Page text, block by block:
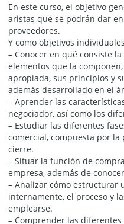
En este curso, el objetivo
aristas que se podrán dar
proveedores.
Y como objetivos
– Conocer en qué consiste
elementos que la
apropiada, sus principios y
además desarrollado en el
– Aprender las
negociador, así como los
– Estudiar las diferentes
comercial, compuesta por
cierre.
– Situar la función de
empresa, además de
– Analizar cómo estructurar
internamente, el proceso y
emplearse.
– Comprender las